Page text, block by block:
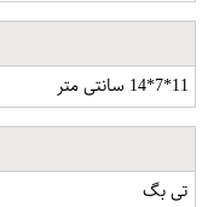
11*7*14 سانتی متر
تی بگ